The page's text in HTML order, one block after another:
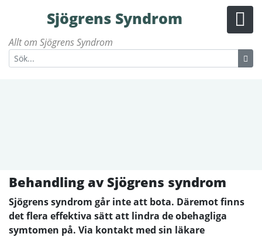
Sjögrens Syndrom
Allt om Sjögrens Syndrom
Behandling av Sjögrens syndrom
Sjögrens syndrom går inte att bota. Däremot finns
det flera effektiva sätt att lindra de obehagliga
symtomen på. Via kontakt med sin läkare